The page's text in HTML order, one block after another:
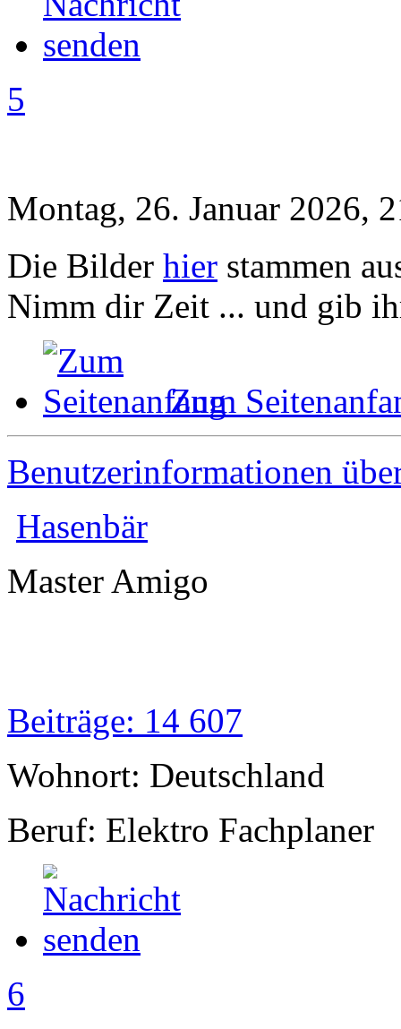
5
Montag, 26. Januar 2026,
Die Bilder hier stammen
Nimm dir Zeit ... und gib
Zum
Benutzerinformationen
Hasenbär
Master Amigo
Beiträge: 14 607
Wohnort: Deutschland
Beruf: Elektro Fachplaner
6